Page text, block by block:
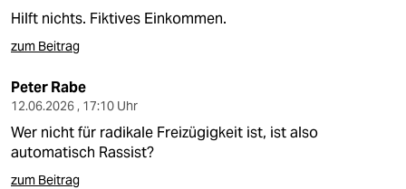
Hilft nichts. Fiktives Einkommen.
zum Beitrag
Peter Rabe
12.06.2026 , 17:10 Uhr
Wer nicht für radikale Freizügigkeit ist, ist also
automatisch Rassist?
zum Beitrag